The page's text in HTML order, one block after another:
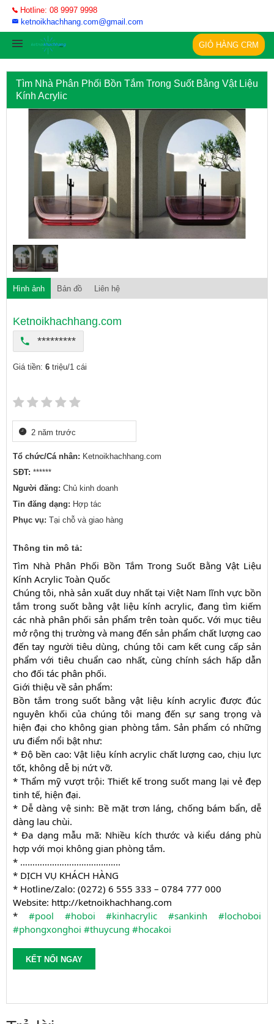
Hotline: 08 9997 9998
ketnoikhachhang.com@gmail.com
GIỎ HÀNG CRM
Tìm Nhà Phân Phối Bồn Tắm Trong Suốt Bằng Vật Liệu
Kính Acrylic
Hình ảnh Bản đồ Liên hệ
Ketnoikhachhang.com
*********
Giá tiền: 6 triệu/1 cái
2 năm trước
Tổ chức/Cá nhân: Ketnoikhachhang.com
SĐT: ******
Người đăng: Chủ kinh doanh
Tin đăng dạng: Hợp tác
Phục vụ: Tại chỗ và giao hàng
Thông tin mô tả:
Tìm Nhà Phân Phối Bồn Tắm Trong Suốt Bằng Vật Liệu
Kính Acrylic Toàn Quốc
Chúng tôi, nhà sản xuất duy nhất tại Việt Nam lĩnh vực bồn
tắm trong suốt bằng vật liệu kính acrylic, đang tìm kiếm
các nhà phân phối sản phẩm trên toàn quốc. Với mục tiêu
mở rộng thị trường và mang đến sản phẩm chất lượng cao
đến tay người tiêu dùng, chúng tôi cam kết cung cấp sản
phẩm với tiêu chuẩn cao nhất, cùng chính sách hấp dẫn
cho đối tác phân phối.
Giới thiệu về sản phẩm:
Bồn tắm trong suốt bằng vật liệu kính acrylic được đúc
nguyên khối của chúng tôi mang đến sự sang trọng và
hiện đại cho không gian phòng tắm. Sản phẩm có những
ưu điểm nổi bật như:
* Độ bền cao: Vật liệu kính acrylic chất lượng cao, chịu lực
tốt, không dễ bị nứt vỡ.
* Thẩm mỹ vượt trội: Thiết kế trong suốt mang lại vẻ đẹp
tinh tế, hiện đại.
* Dễ dàng vệ sinh: Bề mặt trơn láng, chống bám bẩn, dễ
dàng lau chùi.
* Đa dạng mẫu mã: Nhiều kích thước và kiểu dáng phù
hợp với mọi không gian phòng tắm.
* …………………………………..
* DỊCH VỤ KHÁCH HÀNG
* Hotline/Zalo: (0272) 6 555 333 – 0784 777 000
Website: http://ketnoikhachhang.com
* #pool #hoboi #kinhacrylic #sankinh
#lochoboi
#phongxonghoi #thuycung #hocakoi
KẾT NỐI NGAY